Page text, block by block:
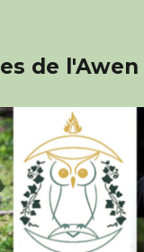
de l'Awen